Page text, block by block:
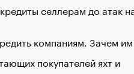
селлерам до атак
компаниям. Зачем
покупателей яхт и